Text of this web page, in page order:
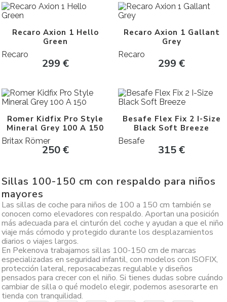
Recaro Axion 1 Hello
Green
Recaro
299 €
Recaro Axion 1 Gallant
Grey
Recaro
299€
Romer Kidfix Pro Style
Mineral Grey 100 A 150
Britax Römer
250€
Besafe Flex Fix 2 I-Size
Black Soft Breeze
Besafe
315€
Sillas 100-150 cm con respaldo para niños
mayores
Las sillas de coche para niños de 100 a 150 cm también se
conocen como elevadores con respaldo. Aportan una posición
más adecuada para el cinturón del coche y ayudan a que el niño
viaje más cómodo y protegido durante los desplazamientos
diarios o viajes largos.
En Pekenova trabajamos sillas 100-150 cm de marcas
especializadas en seguridad infantil, con modelos con ISOFIX,
protección lateral, reposacabezas regulable y diseños
pensados para crecer con el niño. Si tienes dudas sobre cuándo
cambiar de silla o qué modelo elegir, podemos asesorarte en
tienda con tranquilidad.